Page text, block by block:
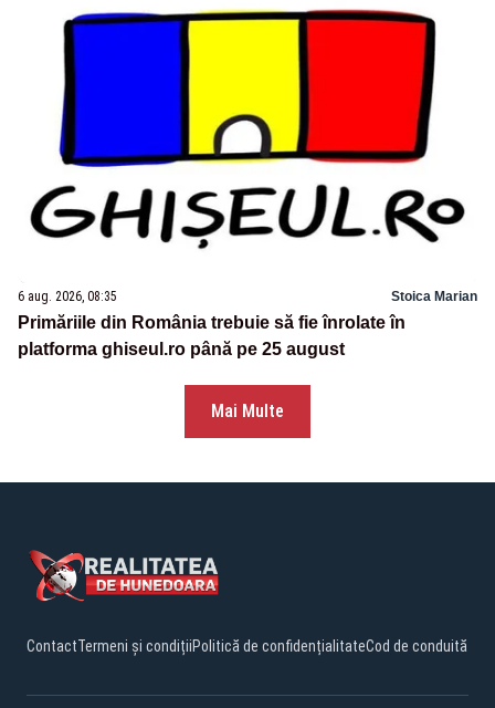
6 aug. 2026, 08:35 Stoica Marian
Primăriile din România trebuie să fie înrolate în
platforma ghiseul.ro până pe 25 august
Mai Multe
ContactTermeni și condițiiPolitică de confidențialitateCod de conduită